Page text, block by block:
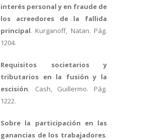
interés personal y en fraude de
los acreedores de la fallida
principal. Kurganoff, Natan. Pág.
1204.
Requisitos societarios y
tributarios en la fusión y la
escisión. Cash, Guillermo. Pág.
1222.
Sobre la participación en las
ganancias de los trabajadores.